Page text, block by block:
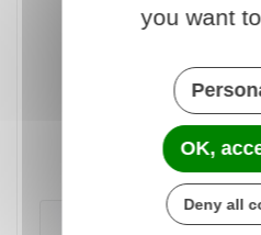
maintenance
Objet et état des
éventuellement en
copropriété
exemple).
you want
OK,
Deny all